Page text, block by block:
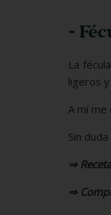
-
La
ligeros
A mí me
Sin
⇒ Receta
⇒